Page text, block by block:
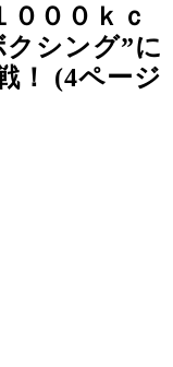
０００ｋｃ
クシング”に
！ (4ページ